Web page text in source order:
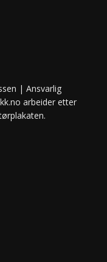
| Ansvarlig
arbeider etter